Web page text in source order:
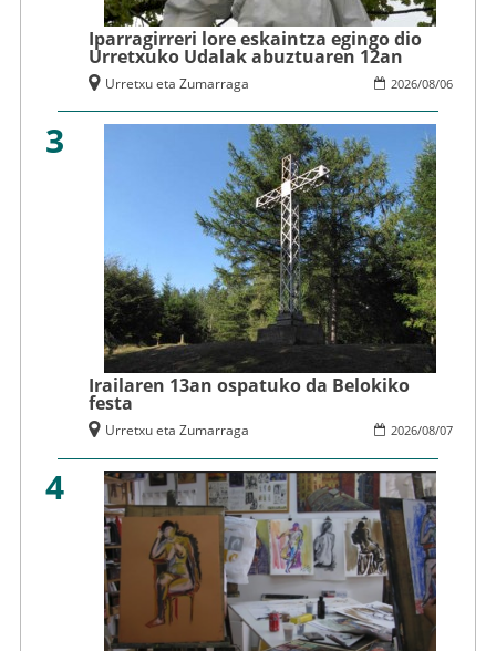
Iparragirreri lore eskaintza egingo dio
Urretxuko Udalak abuztuaren 12an
2026/08/06
Urretxu eta Zumarraga
3
Irailaren 13an ospatuko da Belokiko
festa
2026/08/07
Urretxu eta Zumarraga
4